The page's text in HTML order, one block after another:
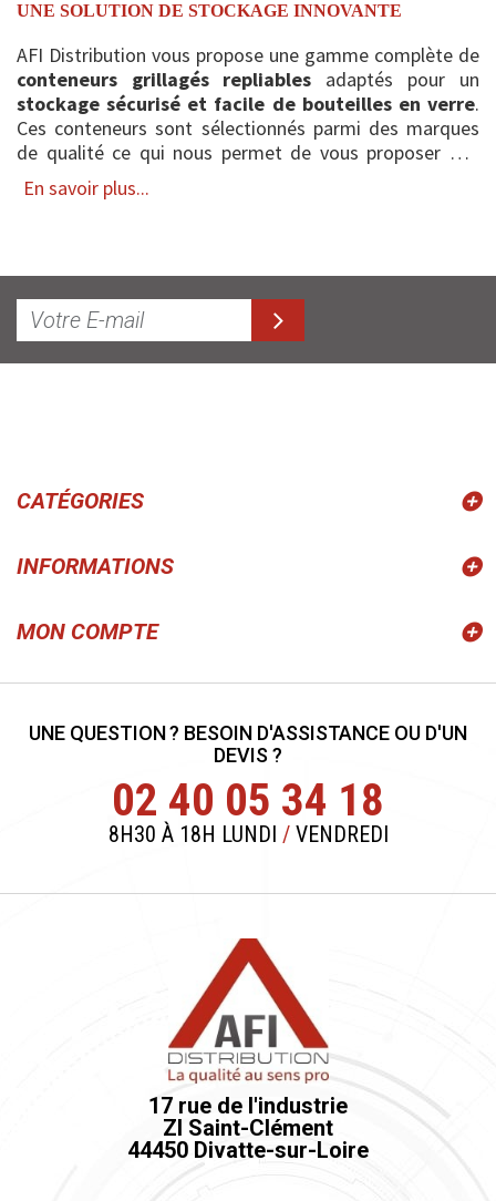
UNE SOLUTION DE STOCKAGE INNOVANTE
AFI Distribution vous propose une gamme complète de
conteneurs grillagés repliables adaptés pour un
stockage sécurisé et facile de bouteilles en verre.
Ces conteneurs sont sélectionnés parmi des marques
de qualité ce qui nous permet de vous proposer des
produits fiables et robustes en direct du fabricant
Ces p...
En savoir plus...
CATÉGORIES
INFORMATIONS
MON COMPTE
UNE QUESTION ? BESOIN D'ASSISTANCE OU D'UN
DEVIS ?
02 40 05 34 18
8H30 À 18H LUNDI /VENDREDI
17 rue de l'industrie
ZI Saint-Clément
44450 Divatte-sur-Loire